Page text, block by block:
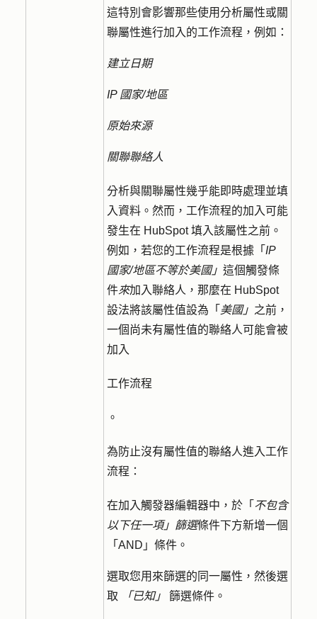
這特別會影響那些使用分析屬性或關
聯屬性進行加入的工作流程，例如：
建立日期
IP 國家/地區
原始來源
關聯聯絡人
分析與關聯屬性幾乎能即時處理並填
入資料。然而，工作流程的加入可能
發生在 HubSpot 填入該屬性之前。
例如，若您的工作流程是根據「 IP
國家/地區不等於美國」 這個觸發條
件來加入聯絡人，那麼在 HubSpot
設法將該屬性值設為「 美國」 之前，
一個尚未有屬性值的聯絡人可能會被
加入
工作流程
。
為防止沒有屬性值的聯絡人進入工作
流程：
在加入觸發器編輯器中，於「 不包含
以下任一項」篩選條件下方新增一個
「 AND 」條件。
選取您用來篩選的同一屬性 ，然後選
取
「已知」 篩選條件。